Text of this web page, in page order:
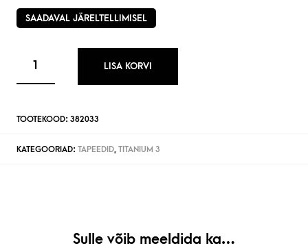
SAADAVAL JÄRELTELLIMISEL
LISA KORVI
TOOTEKOOD: 382033
KATEGOORIAD: TAPEEDID, TITANIUM 3
Sulle võib meeldida ka…